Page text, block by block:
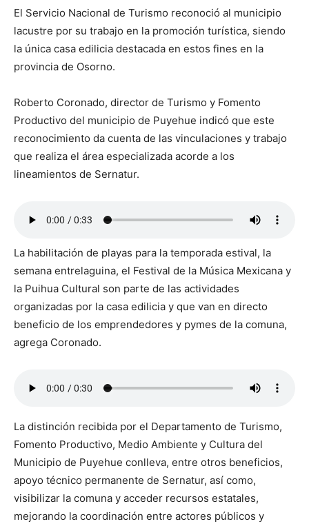
El Servicio Nacional de Turismo reconoció al municipio
lacustre por su trabajo en la promoción turística, siendo
la única casa edilicia destacada en estos fines en la
provincia de Osorno.
Roberto Coronado, director de Turismo y Fomento
Productivo del municipio de Puyehue indicó que este
reconocimiento da cuenta de las vinculaciones y trabajo
que realiza el área especializada acorde a los
lineamientos de Sernatur.
La habilitación de playas para la temporada estival, la
semana entrelaguina, el Festival de la Música Mexicana y
la Puihua Cultural son parte de las actividades
organizadas por la casa edilicia y que van en directo
beneficio de los emprendedores y pymes de la comuna,
agrega Coronado.
La distinción recibida por el Departamento de Turismo,
Fomento Productivo, Medio Ambiente y Cultura del
Municipio de Puyehue conlleva, entre otros beneficios,
apoyo técnico permanente de Sernatur, así como,
visibilizar la comuna y acceder recursos estatales,
mejorando la coordinación entre actores públicos y